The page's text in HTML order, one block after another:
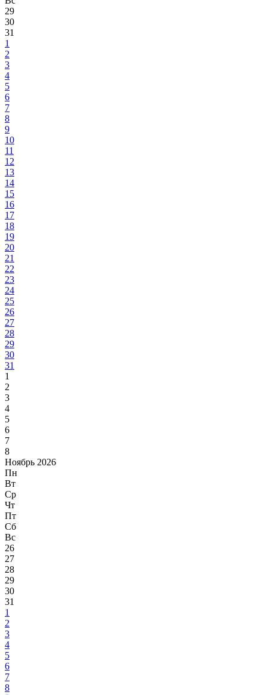
29
30
31
1
2
3
4
5
6
7
8
9
10
11
12
13
14
15
16
17
18
19
20
21
22
23
24
25
26
27
28
29
30
31
1
2
3
4
5
6
7
8
Ноябрь 2026
Пн
Вт
Ср
Чт
Пт
Сб
Вс
26
27
28
29
30
31
1
2
3
4
5
6
7
8